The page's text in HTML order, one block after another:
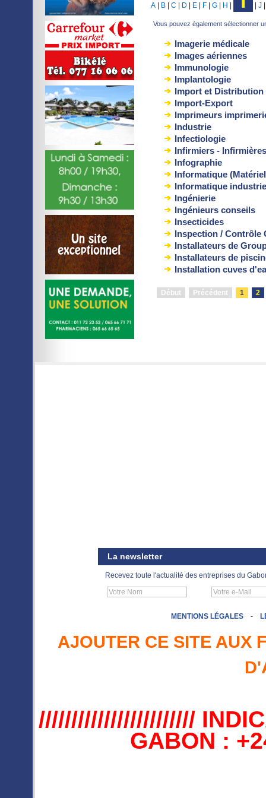
A B C D E F G H J
Vous pouvez également sélectionner
Imagerie médicale
Images aériennes
Immunologie
Implantologie
Import et Distribution
Import-Export
Imprimeurs
Industrie
Infectiologie
Infirmiers - Infirmières
Infographie
Informatique
Informatique
Ingénierie
Ingénieurs conseils
Insecticides
Inspection / Contrôle
Installateurs de
Installateurs de
Installation cuves
Début Précédent 1 2
La newsletter
Recevez toute l'actualité des entreprises du
MENTIONS LÉGALES -
AJOUTER CE SITE AUX
////////////////////////
GABON :